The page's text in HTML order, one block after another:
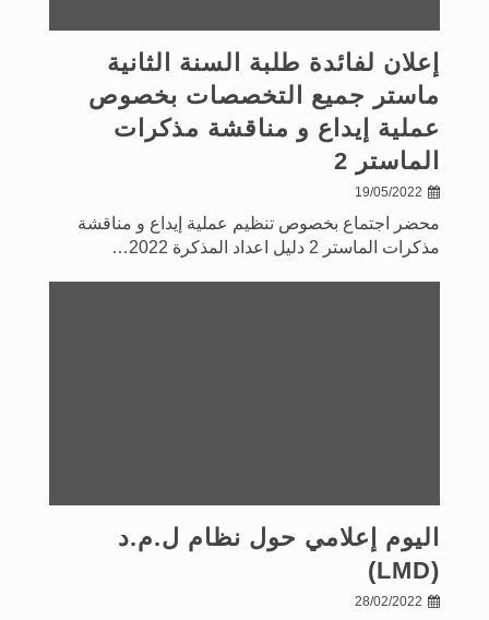
إعلان لفائدة طلبة السنة الثانية
ماستر جميع التخصصات بخصوص
عملية إيداع و مناقشة مذكرات
الماستر 2
19/05/2022
محضر اجتماع بخصوص تنظيم عملية إيداع و مناقشة
مذكرات الماستر 2 دليل اعداد المذكرة 2022…
اليوم إعلامي حول نظام ل.م.د
(LMD)
28/02/2022